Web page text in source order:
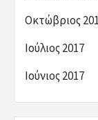
Οκτώβριος
Ιούλιος 2017
Ιούνιος 2017